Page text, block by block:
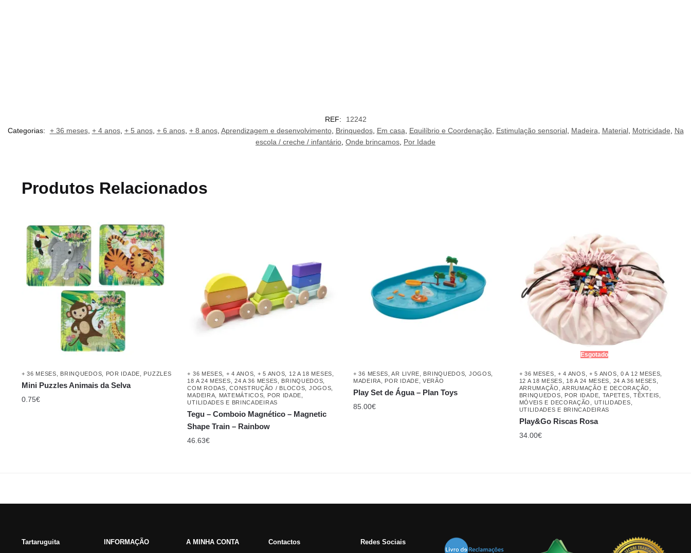
REF:
12242
Categorias:
+ 36 meses, + 4 anos, + 5 anos, + 6 anos, + 8 anos, Aprendizagem e desenvolvimento, Brinquedos, Em casa, Equilíbrio e Coordenação, Estimulação sensorial, Madeira, Material, Motricidade, Na
escola / creche / infantário, Onde brincamos, Por Idade
Produtos Relacionados
+ 36 MESES BRINQUEDOS POR IDADE PUZZLES
Mini Puzzles Animais da Selva
0.75€
+ 36 MESES + 4 ANOS + 5 ANOS 12 A 18 MESES
18 A 24 MESES
24 A 36 MESES BRINQUEDOS
COM RODAS ,CONSTRUÇÃO / BLOCOS JOGOS
MADEIRA
MATEMÁTICOS POR IDADE
UTILIDADES E BRINCADEIRAS
Tegu – Comboio Magnético – Magnetic
Shape Train – Rainbow
46.63€
+ 36 MESES ,AR LIVRE BRINQUEDOS JOGOS
MADEIRA
POR IDADE ,VERÃO
Play Set de Água – Plan Toys
85.00€
Esgotado
+ 36 MESES + 4 ANOS + 5 ANOS 0 A 12 MESES
12 A 18 MESES
18 A 24 MESES 24 A 36 MESES
ARRUMAÇÃO
,ARRUMAÇÃO E DECORAÇÃO
BRINQUEDOS
POR IDADE TAPETES
TÊXTEIS,
MÓVEIS E DECORAÇÃO
UTILIDADES
UTILIDADES E BRINCADEIRAS
Play&Go Riscas Rosa
34.00€
Tartaruguita INFORMAÇÃO A MINHA CONTA Contactos Redes Sociais